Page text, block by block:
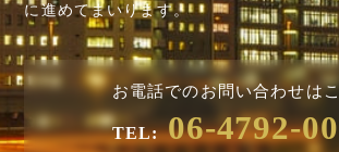
に進めてまいります。
お電話でのお問い合わせは
TEL: 06-4792-